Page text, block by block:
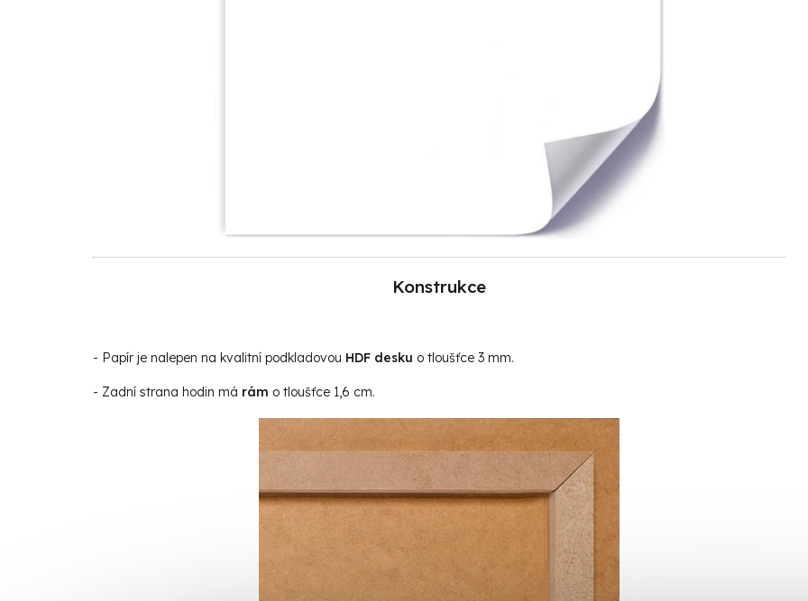
Konstrukce
- Papír je nalepen na kvalitní podkladovou HDF desku o tloušťce 3 mm.
- Zadní strana hodin má rám o tloušťce 1,6 cm.